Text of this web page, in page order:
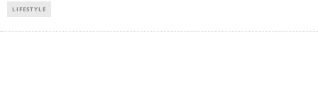
LIFESTYLE